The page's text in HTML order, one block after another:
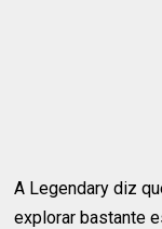
A Legendary diz
explorar bastante